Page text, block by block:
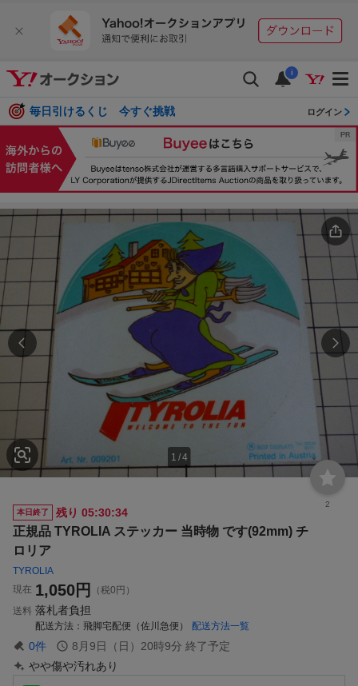
i
毎日引けるくじ 今すぐ挑戦 ログイン
1 /4
2
本日終了
残り 05:30:33
正規品 TYROLIA ステッカー 当時物 です(92mm) チ
ロリア
TYROLIA
現在 1,050円
（税0円）
送料 落札者負担
配送方法 飛脚宅配便（佐川急便） 配送方法一覧
0件 8月9日（日）20時9分 終了予定
やや傷や汚れあり